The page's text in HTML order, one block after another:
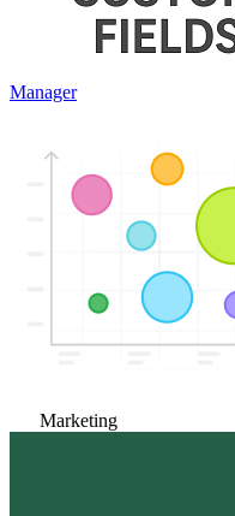
Manager
Marketing